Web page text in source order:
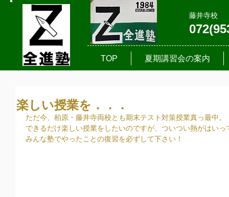
藤井寺校
TOP 夏期講習会の案内
楽しい授業を．．．
ただ今、柏原・藤井寺両校とも期末テスト対策授業真っ最中。
できるだけ楽しい授業をしたいのですが、ついつい熱がはいっ
みんな塾でやったことの復習を必ずして下さい！